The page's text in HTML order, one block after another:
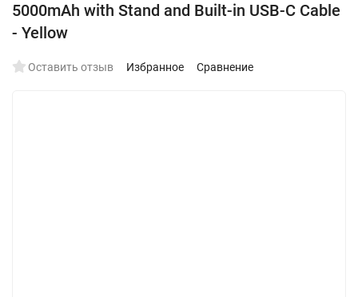
5000mAh with Stand and Built-in USB-C Cable
- Yellow
Оставить отзыв Избранное Сравнение